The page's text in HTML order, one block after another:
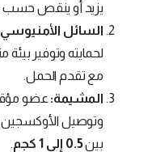
يزيد أو ينقص حسب
السائل الأمنيوسي
لحمايته وتوفير بيئة
مع تقدم الحمل.
المشيمة: عضو
وتوصيل الأوكسجين
بين0.5 إلى 1 كجم
.